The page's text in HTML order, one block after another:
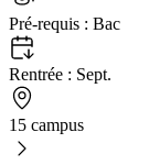
Pré-requis : Bac
Rentrée : Sept.
15 campus